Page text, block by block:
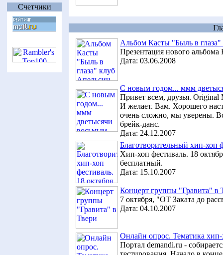
Счетчики
Альбом Касты "Быль в
Презентация нового
Дата: 03.06.2008
C новым годом... ммм
Привет всем, друзья. Original
И желает. Вам. Хорошего
очень сложно, мы уверены.
брейк-данс.
Дата: 24.12.2007
Благотворительный хип-хоп
Хип-хоп фестиваль. 18
бесплатный.
Дата: 15.10.2007
Концерт группы "Гравита" в
7 октября, "ОТ Заката до
Дата: 04.10.2007
Онлайн опрос. Тематика
Портал demandi.ru -